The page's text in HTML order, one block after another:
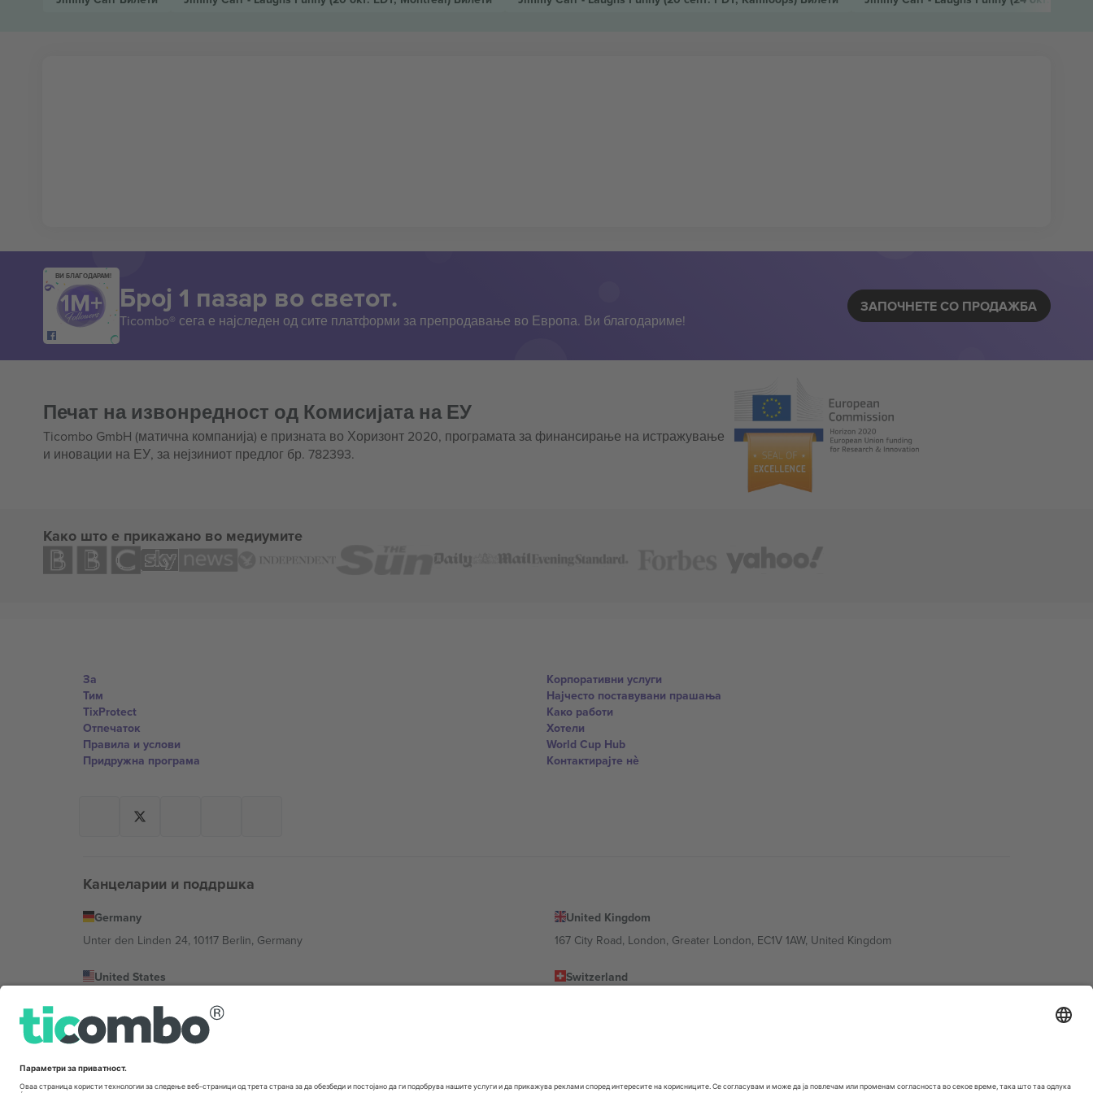
ВИ БЛАГОДАРАМ!
Број 1 пазар во светот.
Ticombo® сега е најследен од сите платформи за препродавање во Европа. Ви благодариме!
ЗАПОЧНЕТЕ СО ПРОДАЖБА
Печат на извонредност од Комисијата на ЕУ
Ticombo GmbH (матична компанија) е призната во Хоризонт 2020, програмата за финансирање на истражување
и иновации на ЕУ, за нејзиниот предлог бр. 782393.
Како што е прикажано во медиумите
За
Тим
TixProtect
Отпечаток
Правила и услови
Придружна програма
Корпоративни услуги
Најчесто поставувани прашања
Како работи
Хотели
World Cup Hub
Контактирајте нѐ
Канцеларии и поддршка
Germany
Unter den Linden 24, 10117 Berlin, Germany
United Kingdom
167 City Road, London, Greater London, EC1V 1AW, United Kingdom
United States
Switzerland
Bulgaria